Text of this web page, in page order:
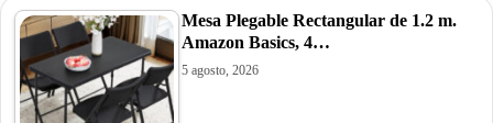
Mesa Plegable Rectangular de 1.2 m.
Amazon Basics, 4…
5 agosto, 2026